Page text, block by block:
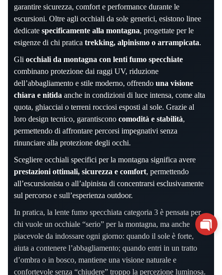
garantire sicurezza, comfort e performance durante le
escursioni. Oltre agli occhiali da sole generici, esistono linee
dedicate specificamente alla montagna, progettate per le
esigenze di chi pratica trekking, alpinismo o arrampicata.
Gli occhiali da montagna con lenti fumo specchiate
combinano protezione dai raggi UV, riduzione
dell’abbagliamento e stile moderno, offrendo una visione
chiara e nitida anche in condizioni di luce intensa, come alta
quota, ghiacciai o terreni rocciosi esposti al sole. Grazie al
loro design tecnico, garantiscono comodità e stabilità,
permettendo di affrontare percorsi impegnativi senza
rinunciare alla protezione degli occhi.
Scegliere occhiali specifici per la montagna significa avere
prestazioni ottimali, sicurezza e comfort, permettendo
all’escursionista o all’alpinista di concentrarsi esclusivamente
sul percorso e sull’esperienza outdoor.
In pratica, la lente fumo specchiata categoria 3 è pensata per
chi vuole un occhiale “serio” per la montagna, ma anche
piacevole da indossare ogni giorno: quando il sole è forte,
aiuta a contenere l’abbagliamento; quando entri in un tratto
d’ombra o in bosco, mantiene una visione naturale e
confortevole senza “chiudere” troppo la percezione luminosa.